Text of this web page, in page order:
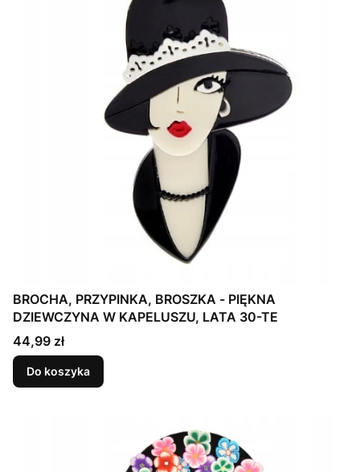
BROCHA, PRZYPINKA, BROSZKA - PIĘKNA
DZIEWCZYNA W KAPELUSZU, LATA 30-TE
Cena
44,99 zł
Do koszyka